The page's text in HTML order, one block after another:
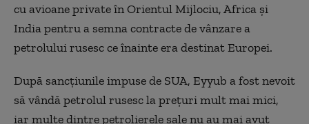
cu avioane private în Orientul Mijlociu, Africa și
India pentru a semna contracte de vânzare a
petrolului rusesc ce înainte era destinat Europei.
După sancțiunile impuse de SUA, Eyyub a fost nevoit
să vândă petrolul rusesc la prețuri mult mai mici,
iar multe dintre petrolierele sale nu au mai avut